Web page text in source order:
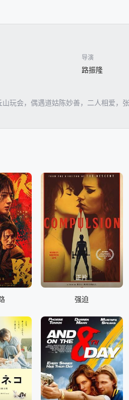
导演
路振隆
玩会，偶遇道姑陈妙善，二人相爱，
正片
强迫